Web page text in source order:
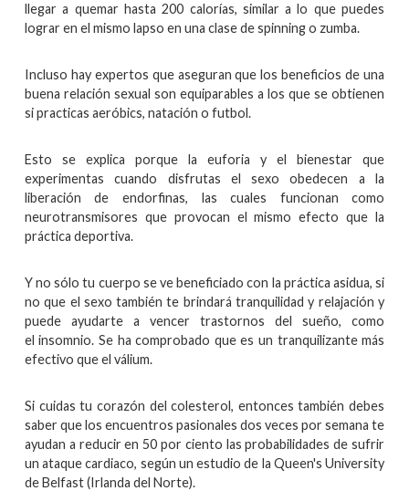
llegar a quemar hasta 200 calorías, similar a lo que puedes
lograr en el mismo lapso en una clase de spinning o zumba.
Incluso hay expertos que aseguran que los beneficios de una
buena relación sexual son equiparables a los que se obtienen
si practicas aeróbics, natación o futbol.
Esto se explica porque la euforia y el bienestar que
experimentas cuando disfrutas el sexo obedecen a la
liberación de endorfinas, las cuales funcionan como
neurotransmisores que provocan el mismo efecto que la
práctica deportiva.
Y no sólo tu cuerpo se ve beneficiado con la práctica asidua, si
no que el sexo también te brindará tranquilidad y relajación y
puede ayudarte a vencer trastornos del sueño, como
el insomnio. Se ha comprobado que es un tranquilizante más
efectivo que el válium.
Si cuidas tu corazón del colesterol, entonces también debes
saber que los encuentros pasionales dos veces por semana te
ayudan a reducir en 50 por ciento las probabilidades de sufrir
un ataque cardiaco, según un estudio de la Queen's University
de Belfast (Irlanda del Norte).